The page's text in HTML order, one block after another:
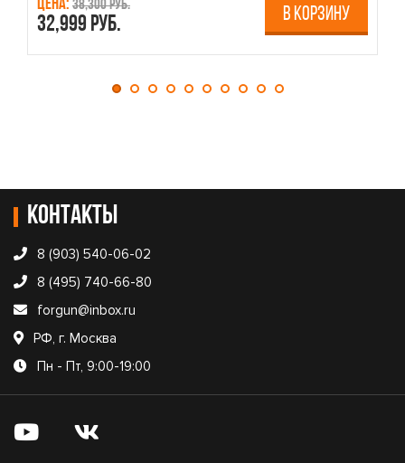
Цена: 38,300 руб.
32,999 руб. В КОРЗИНУ
Контакты
8 (903) 540-06-02
8 (495) 740-66-80
forgun@inbox.ru
РФ, г. Москва
Пн - Пт, 9:00-19:00